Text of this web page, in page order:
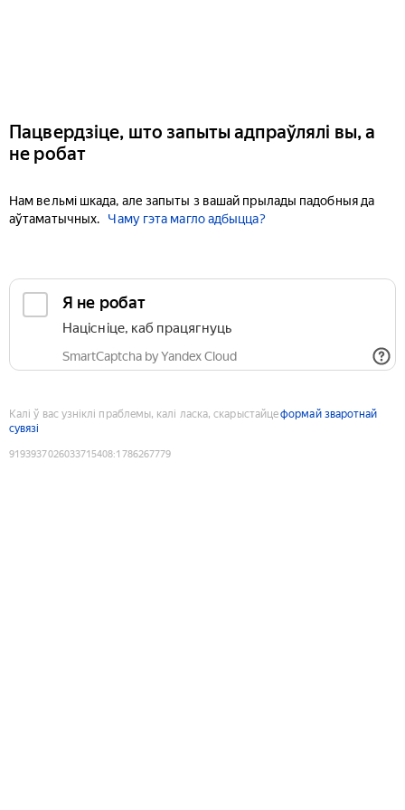
Пацвердзіце, што запыты адпраўлялі вы, а
не робат
Нам вельмі шкада, але запыты з вашай прылады падобныя да
аўтаматычных.
Чаму гэта магло адбыцца?
Я не робат
Націсніце, каб працягнуць
SmartCaptcha by Yandex Cloud
Калі ў вас узніклі праблемы, калі ласка, скарыстайцеформай зваротнай
сувязі
9193937026033715408:1786267779